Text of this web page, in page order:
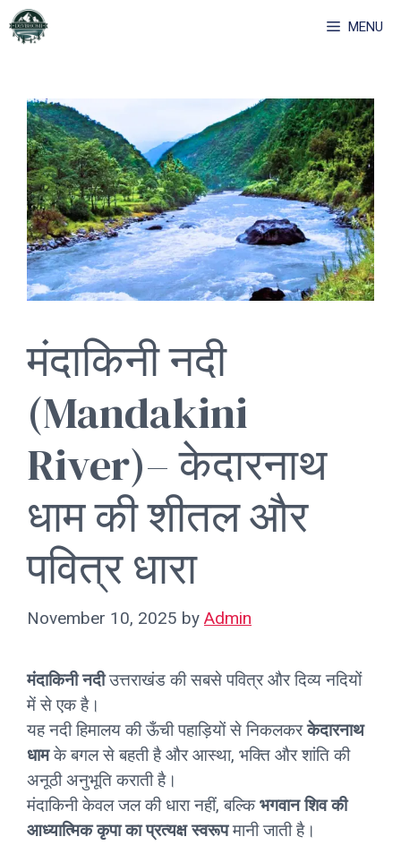
Skip
to
MENU
मंदाकिनी नदी
(Mandakini
River)– केदारनाथ
धाम की शीतल और
पवित्र धारा
November 10, 2025 by Admin
मंदाकिनी नदीउत्तराखंड की सबसे पवित्र और दिव्य नदियों
में से एक है।
यह नदी हिमालय की ऊँची पहाड़ियों से निकलकरकेदारनाथ
धामके बगल से बहती है और आस्था, भक्ति और शांति की
अनूठी अनुभूति कराती है।
मंदाकिनी केवल जल की धारा नहीं, बल्किभगवान शिव की
आध्यात्मिक कृपा का प्रत्यक्ष स्वरूपमानी जाती है।